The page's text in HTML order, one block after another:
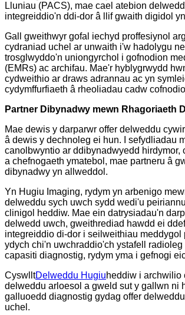
Lluniau (PACS), mae cael atebion
integreiddio'n ddi-dor â llif gwaith digidol
Gall gweithwyr gofal iechyd proffesiynol
cydraniad uchel ar unwaith i'w hadolygu
trosglwyddo'n uniongyrchol i gofnodion
(EMRs) ac archifau. Mae'r hyblygrwydd
cydweithio ar draws adrannau ac yn
cydymffurfiaeth â rheoliadau cadw
Partner Dibynadwy mewn Rhagoriaeth
Mae dewis y darparwr offer delweddu
â dewis y dechnoleg ei hun. I sefydliadau
canolbwyntio ar ddibynadwyedd hirdymor,
a chefnogaeth ymatebol, mae partneru â
dibynadwy yn allweddol.
Yn Hugiu Imaging, rydym yn arbenigo
delweddu sych uwch sydd wedi'u
clinigol heddiw. Mae ein datrysiadau'n
delwedd uwch, gweithrediad hawdd ei
integreiddio di-dor i seilweithiau meddygol
ydych chi'n uwchraddio'ch ystafell radioleg
capasiti diagnostig, rydym yma i gefnogi
CyswlltDelweddu Hugiuheddiw i archwilio
delweddu arloesol a gweld sut y gallwn ni
galluoedd diagnostig gydag offer
uchel.